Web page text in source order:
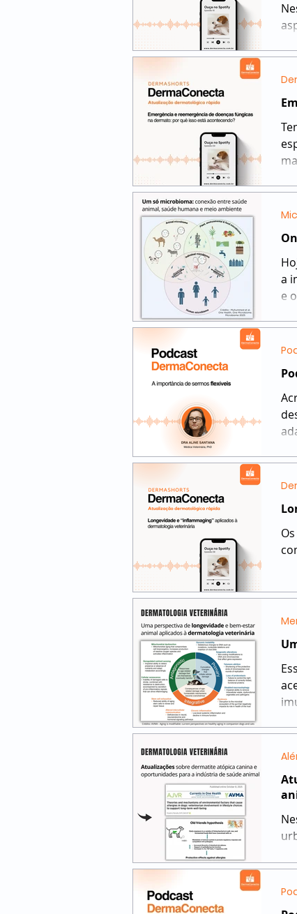
a
e